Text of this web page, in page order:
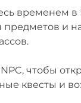
временем в
предметов и
чтобы
квесты и